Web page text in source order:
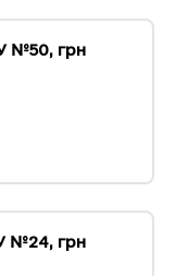
№50, грн
№24, грн